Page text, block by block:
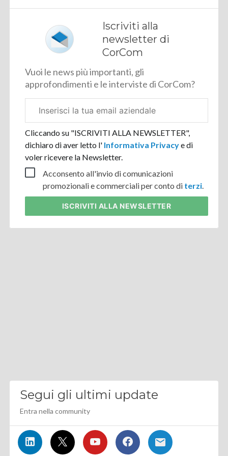
Iscriviti alla
newsletter di
CorCom
Vuoi le news più importanti, gli
approfondimenti e le interviste di CorCom?
aziendale
Cliccando su "ISCRIVITI ALLA NEWSLETTER",
dichiaro di aver letto l' Informativa Privacye di
voler ricevere la Newsletter.
Acconsento all'invio di comunicazioni
promozionali e commerciali per conto di terzi.
ISCRIVITI ALLA NEWSLETTER
Segui gli ultimi update
Entra nella community